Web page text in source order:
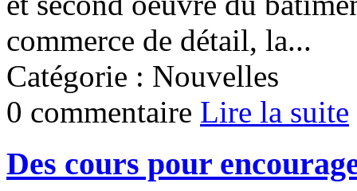
commerce de détail, la...
Catégorie : Nouvelles
0 commentaire Lire la suite
Des cours pour